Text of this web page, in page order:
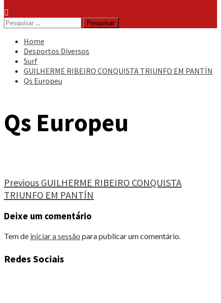
Pesquisar
por:
Home
Desportos Diversos
Surf
GUILHERME RIBEIRO CONQUISTA TRIUNFO EM PANTÍN
Qs Europeu
Qs Europeu
Continue
Reading
Previous GUILHERME RIBEIRO CONQUISTA
TRIUNFO EM PANTÍN
Deixe um comentário
Tem de iniciar a sessão para publicar um comentário.
Redes Sociais